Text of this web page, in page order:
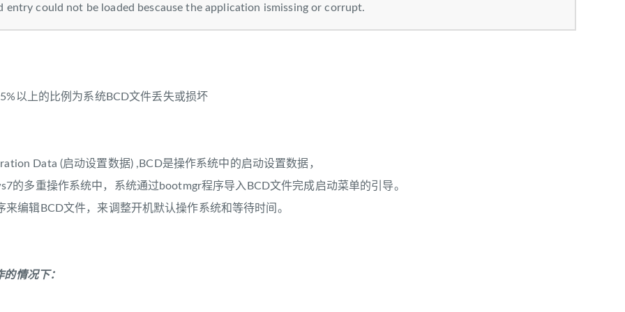
entry could not be loaded bescause the application ismissing or corrupt.
以上的比例为系统BCD文件丢失或损坏
Data (启动设置数据) ,BCD是操作系统中的启动设置数据，
的多重操作系统中，系统通过bootmgr程序导入BCD文件完成启动菜单的引导。
来编辑BCD文件，来调整开机默认操作系统和等待时间。
情况下：